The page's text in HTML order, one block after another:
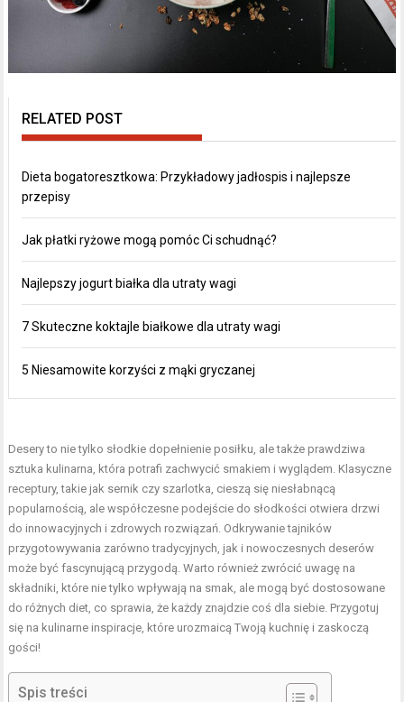
RELATED POST
Dieta bogatoresztkowa: Przykładowy jadłospis i najlepsze
przepisy
Jak płatki ryżowe mogą pomóc Ci schudnąć?
Najlepszy jogurt białka dla utraty wagi
7 Skuteczne koktajle białkowe dla utraty wagi
5 Niesamowite korzyści z mąki gryczanej
Desery to nie tylko słodkie dopełnienie posiłku, ale także prawdziwa
sztuka kulinarna, która potrafi zachwycić smakiem i wyglądem. Klasyczne
receptury, takie jak sernik czy szarlotka, cieszą się niesłabnącą
popularnością, ale współczesne podejście do słodkości otwiera drzwi
do innowacyjnych i zdrowych rozwiązań. Odkrywanie tajników
przygotowywania zarówno tradycyjnych, jak i nowoczesnych deserów
może być fascynującą przygodą. Warto również zwrócić uwagę na
składniki, które nie tylko wpływają na smak, ale mogą być dostosowane
do różnych diet, co sprawia, że każdy znajdzie coś dla siebie. Przygotuj
się na kulinarne inspiracje, które urozmaicą Twoją kuchnię i zaskoczą
gości!
Spis treści